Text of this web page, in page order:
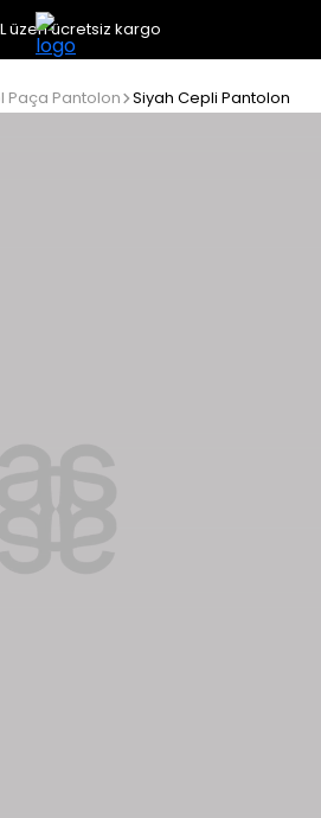
üzeri ücretsiz kargo
Paça Pantolon Siyah Cepli Pantolon